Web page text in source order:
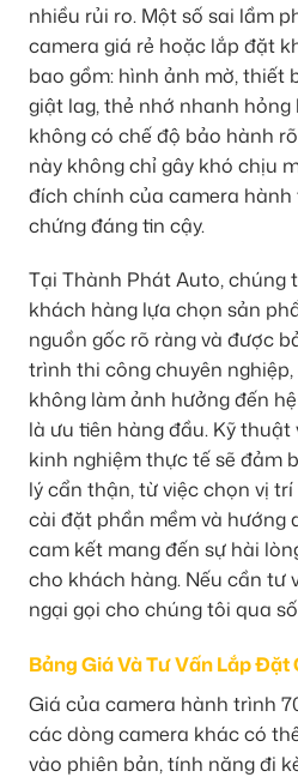
nhiều rủi ro. Một số sai lầm
camera giá rẻ hoặc lắp đặt
bao gồm: hình ảnh mờ, thiết
giật lag, thẻ nhớ nhanh
không có chế độ bảo hành
này không chỉ gây khó chịu
đích chính của camera
chứng đáng tin cậy.
Tại Thành Phát Auto, chúng
khách hàng lựa chọn sản
nguồn gốc rõ ràng và được
trình thi công chuyên
không làm ảnh hưởng đến
là ưu tiên hàng đầu. Kỹ
kinh nghiệm thực tế sẽ đảm
lý cẩn thận, từ việc chọn vị
cài đặt phần mềm và hướng
cam kết mang đến sự hài
cho khách hàng. Nếu cần tư
ngại gọi cho chúng tôi qua số
Bảng Giá Và Tư Vấn Lắp
Giá của camera hành trình
các dòng camera khác có
vào phiên bản, tính năng đi